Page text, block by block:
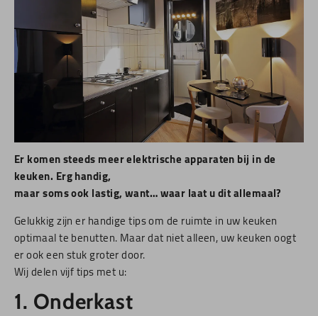
Er komen steeds meer elektrische apparaten bij in de
keuken. Erg handig,
maar soms ook lastig, want… waar laat u dit allemaal?
Gelukkig zijn er handige tips om de ruimte in uw keuken
optimaal te benutten. Maar dat niet alleen, uw keuken oogt
er ook een stuk groter door.
Wij delen vijf tips met u:
1. Onderkast